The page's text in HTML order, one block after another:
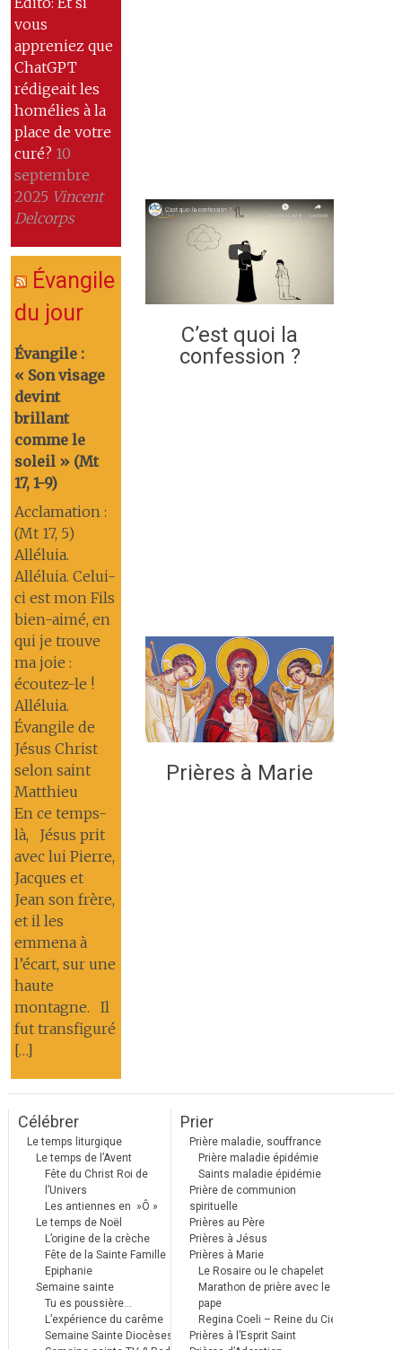
vous
appreniez que
ChatGPT
rédigeait les
homélies à la
place de votre
curé? 10
septembre
2025 Vincent
Delcorps
Évangile
du jour
Évangile :
« Son visage
devint
brillant
comme le
soleil » (Mt
17, 1-9)
Acclamation :
(Mt 17, 5)
Alléluia.
Alléluia. Celui-
ci est mon Fils
bien-aimé, en
qui je trouve
ma joie :
écoutez-le !
Alléluia.
Évangile de
Jésus Christ
selon saint
Matthieu
En ce temps-
là, Jésus prit
avec lui Pierre,
Jacques et
Jean son frère,
et il les
emmena à
l’écart, sur une
haute
montagne. Il
fut transfiguré
[…]
C’est quoi la
confession ?
Prières à Marie
Célébrer
Le temps liturgique
Le temps de l’Avent
Fête du Christ Roi de
l’Univers
Les antiennes en »Ô »
Le temps de Noël
L’origine de la crèche
Fête de la Sainte Famille
Epiphanie
Semaine sainte
Tu es poussière…
L’expérience du carême
Semaine Sainte Diocèses
Prier
Prière maladie, souffrance
Prière maladie épidémie
Saints maladie épidémie
Prière de communion
spirituelle
Prières au Père
Prières à Jésus
Prières à Marie
Le Rosaire ou le chapelet
Marathon de prière avec le
pape
Regina Coeli – Reine du Ciel
Prières à l’Esprit Saint